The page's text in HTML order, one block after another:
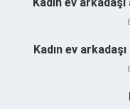
Kadın ev